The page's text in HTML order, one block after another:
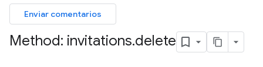
Enviar comentarios
Method: invitations.delete